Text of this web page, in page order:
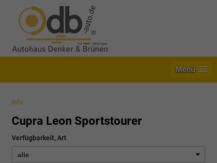
Menü
info
Cupra Leon Sportstourer
Verfügbarkeit, Art